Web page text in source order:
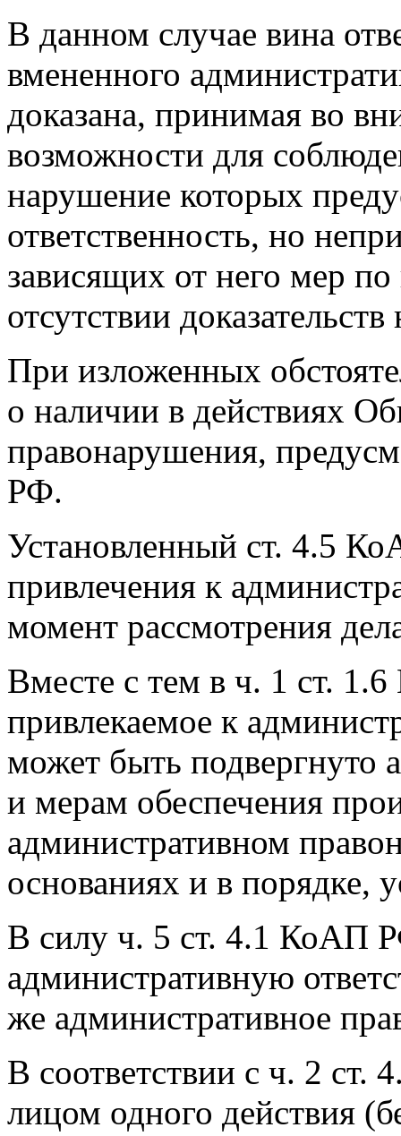
В данном случае вина
вмененного
доказана, принимая во
возможности для
нарушение которых
ответственность, но
зависящих от него мер
отсутствии
При изложенных
о наличии в действиях
правонарушения,
РФ.
Установленный ст. 4.5
привлечения к
момент рассмотрения
Вместе с тем в ч. 1 ст.
привлекаемое к
может быть подвергнуто
и мерам обеспечения
административном
основаниях и в порядке,
В силу ч. 5 ст. 4.1 КоАП
административную
же административное
В соответствии с ч. 2
лицом одного действия